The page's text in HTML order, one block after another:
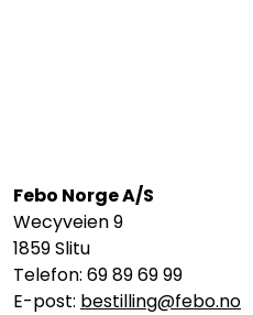
Febo Norge A/S
Wecyveien 9
1859 Slitu
Telefon: 69 89 69 99
E-post: bestilling@febo.no